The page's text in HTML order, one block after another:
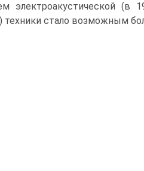
электроакустической (в
техники стало возможным